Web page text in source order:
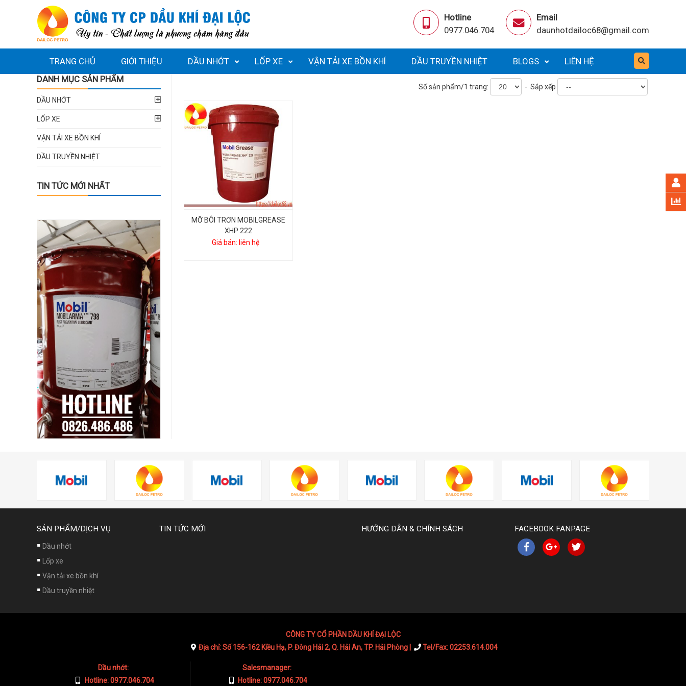
Hotline
0977.046.704
Email
daunhotdailoc68@gmail.com
TRANG CHỦ GIỚI THIỆU DẦU NHỚT LỐP XE VẬN TẢI XE BỒN KHÍ DẦU TRUYỀN NHIỆT BLOGS LIÊN HỆ
Số sản phẩm/1 trang: - Sắp xếp
MỠ BÔI TRƠN MOBILGREASE
XHP 222
Giá bán: liên hệ
DANH MỤC SẢN PHẨM
DẦU NHỚT
LỐP XE
VẬN TẢI XE BỒN KHÍ
DẦU TRUYỀN NHIỆT
TIN TỨC MỚI NHẤT
SẢN PHẨM/DỊCH VỤ
Dầu nhớt
Lốp xe
Vận tải xe bồn khí
Dầu truyền nhiệt
TIN TỨC MỚI HƯỚNG DẪN & CHÍNH SÁCH FACEBOOK FANPAGE
CÔNG TY CỔ PHẦN DẦU KHÍ ĐẠI LỘC
Địa chỉ: Số 156-162 Kiều Hạ, P. Đông Hải 2, Q. Hải An, TP. Hải Phòng |
Tel/Fax: 02253.614.004
Dầu nhớt:
Hotline: 0977.046.704
Salesmanager:
Hotline: 0977.046.704